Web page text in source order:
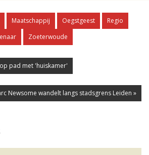
Maatschappij Oegstgeest
Regio
Zoeterwoude
pad met 'huiskamer'
Newsome wandelt langs stadsgrens Leiden »